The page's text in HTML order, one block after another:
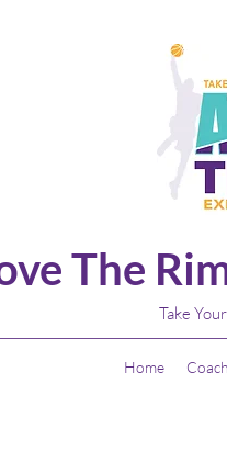
The
Take
Home